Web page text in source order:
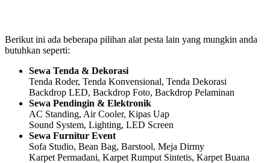
Berikut ini ada beberapa pilihan alat pesta lain yang mungkin anda
butuhkan seperti:
Sewa Tenda & Dekorasi
Tenda Roder, Tenda Konvensional, Tenda Dekorasi
Backdrop LED, Backdrop Foto, Backdrop Pelaminan
Sewa Pendingin & Elektronik
AC Standing, Air Cooler, Kipas Uap
Sound System, Lighting, LED Screen
Sewa Furnitur Event
Sofa Studio, Bean Bag, Barstool, Meja Dirmy
Karpet Permadani, Karpet Rumput Sintetis, Karpet Buana